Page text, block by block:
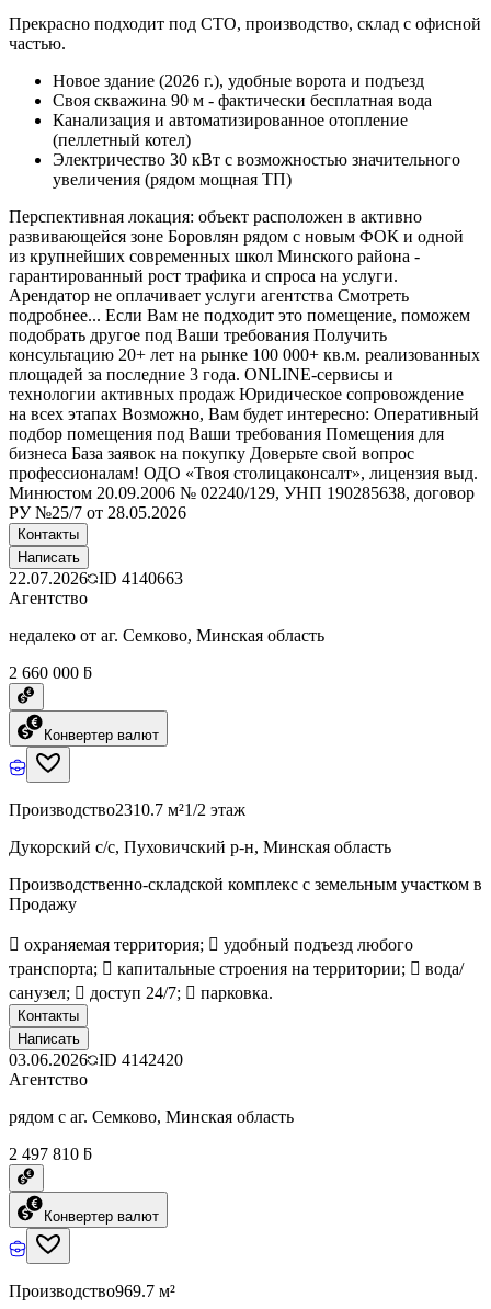
Прекрасно подходит под СТО, производство, склад с офисной
частью.
Новое здание (2026 г.), удобные ворота и подъезд
Своя скважина 90 м - фактически бесплатная вода
Канализация и автоматизированное отопление
(пеллетный котел)
Электричество 30 кВт с возможностью значительного
увеличения (рядом мощная ТП)
Перспективная локация: объект расположен в активно
развивающейся зоне Боровлян рядом с новым ФОК и одной
из крупнейших современных школ Минского района -
гарантированный рост трафика и спроса на услуги.
Арендатор не оплачивает услуги агентства Смотреть
подробнее... Если Вам не подходит это помещение, поможем
подобрать другое под Ваши требования Получить
консультацию 20+ лет на рынке 100 000+ кв.м. реализованных
площадей за последние 3 года. ONLINE-сервисы и
технологии активных продаж Юридическое сопровождение
на всех этапах Возможно, Вам будет интересно: Оперативный
подбор помещения под Ваши требования Помещения для
бизнеса База заявок на покупку Доверьте свой вопрос
профессионалам! ОДО «Твоя столицаконсалт», лицензия выд.
Минюстом 20.09.2006 № 02240/129, УНП 190285638, договор
РУ №25/7 от 28.05.2026
Контакты
Написать
22.07.2026 ID 4140663
Агентство
недалеко от аг. Семково, Минская область
2 660 000 ƃ
Конвертер валют
Производство2310.7 м²1/2 этаж
Дукорский с/с, Пуховичский р-н, Минская область
Производственно-складской комплекс с земельным участком в
Продажу
 охраняемая территория;  удобный подъезд любого
транспорта;  капитальные строения на территории;  вода/
санузел;  доступ 24/7;  парковка.
Контакты
Написать
03.06.2026 ID 4142420
Агентство
рядом с аг. Семково, Минская область
2 497 810 ƃ
Конвертер валют
Производство969.7 м²